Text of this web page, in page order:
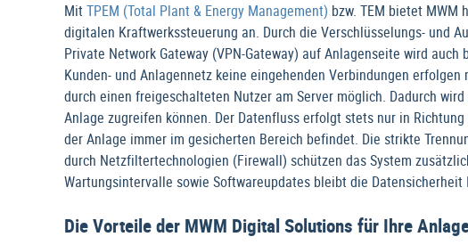
MitTPEM (Total Plant & Energy Management) bzw. TEM bietet MWM
digitalen Kraftwerkssteuerung an. Durch die Verschlüsselungs- und
Private Network Gateway (VPN-Gateway) auf Anlagenseite wird
Kunden- und Anlagennetz keine eingehenden Verbindungen
durch einen freigeschalteten Nutzer am Server möglich. Dadurch
Anlage zugreifen können. Der Datenfluss erfolgt stets nur in
der Anlage immer im gesicherten Bereich befindet. Die strikte
durch Netzfiltertechnologien (Firewall) schützen das System
Wartungsintervalle sowie Softwareupdates bleibt die
Die Vorteile der MWM Digital Solutions für Ihre